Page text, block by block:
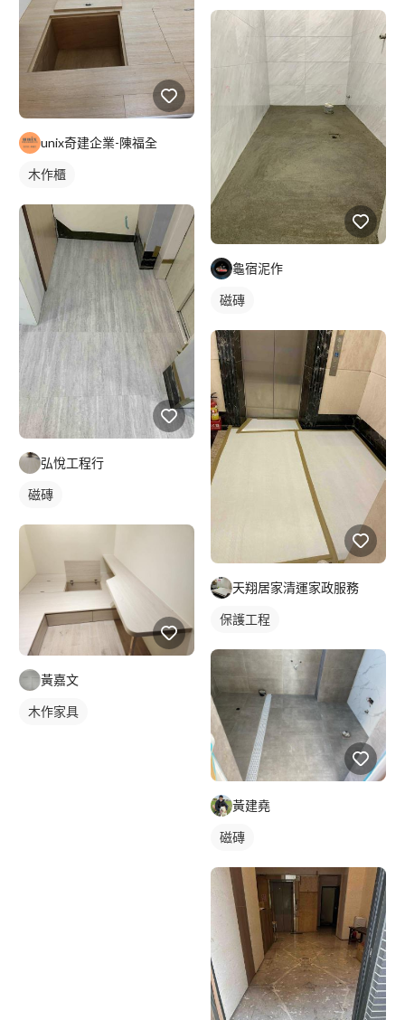
unix奇建企業-陳福全
木作櫃
弘悅工程行
磁磚
黃嘉文
木作家具
龜宿泥作
磁磚
天翔居家清運家政服務
保護工程
黃建堯
磁磚